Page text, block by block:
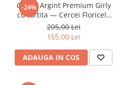
-24%
Cercei Argint Premium Girly
cu tortita — Cercei Floricele
Albe - Pelicula Anticoroziune
205,00 Lei
155,00 Lei
ADAUGA IN COS